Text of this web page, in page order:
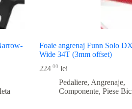
Foaie angrenaj Funn Solo
Wide 34T (3mm offset)
224 00 lei
Pedaliere, Angrenaje,
Componente, Piese